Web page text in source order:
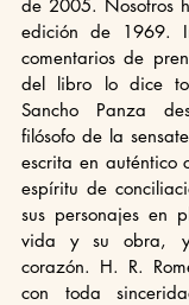
de 2005. Nosotros
edición de 1969.
comentarios de
del libro lo dice
Sancho Panza
filósofo de la
escrita en auténtico
espíritu de
sus personajes en
vida y su obra,
corazón. H. R.
con toda